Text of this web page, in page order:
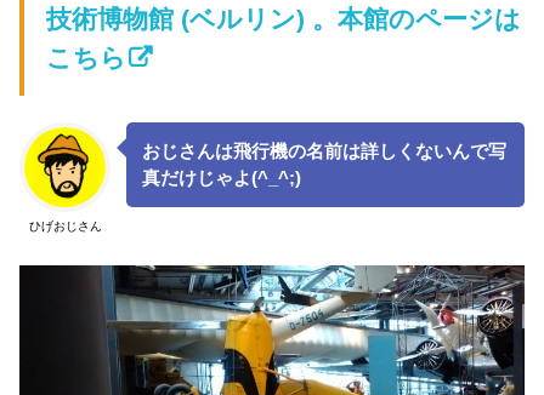
技術博物館 (ベルリン) 。本館のページは
こちら
ひげおじさん
おじさんは飛行機の名前は詳しくないんで写
真だけじゃよ(^_^;)